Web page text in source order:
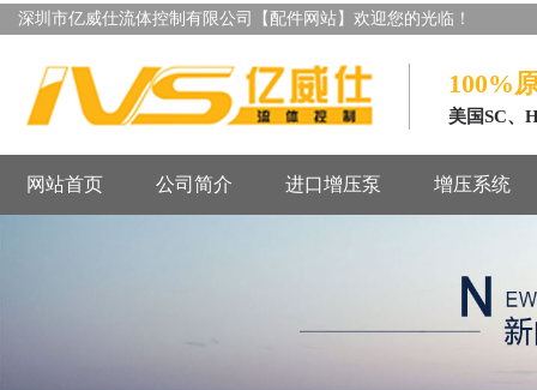
深圳市亿威仕流体控制有限公司【配件网站】欢迎您的光临！
100%
美国SC、
网站首页 公司简介 进口增压泵 增压系统